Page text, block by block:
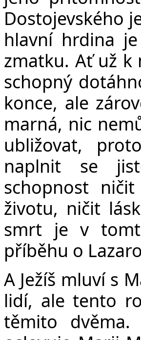
Dostojevského
hlavní hrdina
zmatku. Ať už k
schopný
konce, ale
marná, nic
ubližovat,
naplnit se
schopnost
životu, ničit
smrt je v
příběhu o
A Ježíš mluví s
lidí, ale tento
těmito